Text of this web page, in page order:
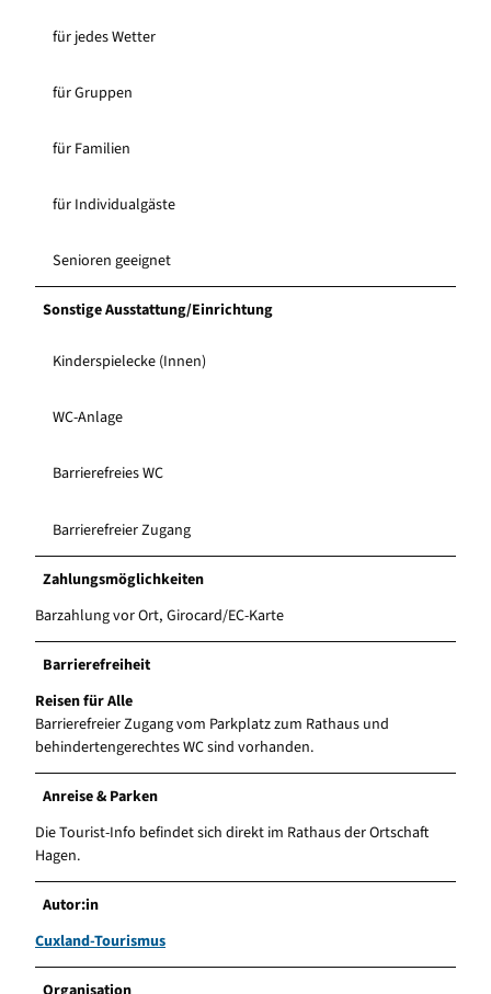
für jedes Wetter
für Gruppen
für Familien
für Individualgäste
Senioren geeignet
Sonstige Ausstattung/Einrichtung
Kinderspielecke (Innen)
WC-Anlage
Barrierefreies WC
Barrierefreier Zugang
Zahlungsmöglichkeiten
Barzahlung vor Ort, Girocard/EC-Karte
Barrierefreiheit
Reisen für Alle
Barrierefreier Zugang vom Parkplatz zum Rathaus und
behindertengerechtes WC sind vorhanden.
Anreise & Parken
Die Tourist-Info befindet sich direkt im Rathaus der Ortschaft
Hagen.
Autor:in
Cuxland-Tourismus